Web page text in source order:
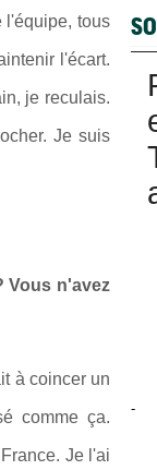
l'équipe, tous
l'écart.
je reculais.
Je suis
Vous n'avez
à coincer un
comme ça.
Je l'ai
-